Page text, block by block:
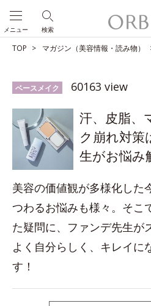
検索
メニュー
TOP マガジン（美容情報・読み物）
ベースメイク 60163 view
汗、皮脂、
ク崩れ対
生がお悩み
美容の価値観が多様化した
つわるお悩みも様々。そこ
た疑問に、ファンデ先生が
よく自分らしく、キレイに
す！